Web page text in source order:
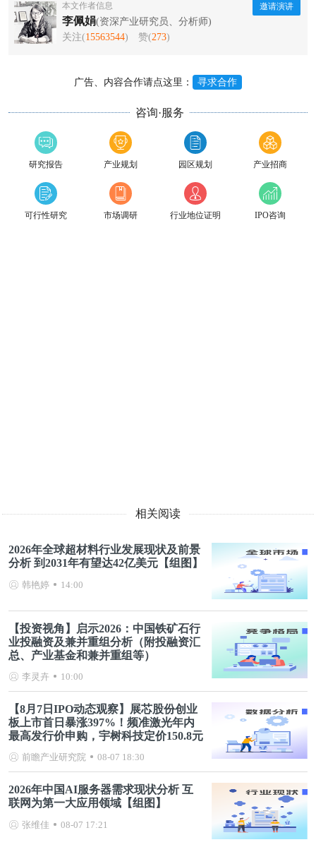
本文作者信息
李佩娟(资深产业研究员、分析师)
关注(15563544) 赞(273)
邀请演讲
广告、内容合作请点这里： 寻求合作
咨询·服务
研究报告 产业规划 园区规划 产业招商
可行性研究 市场调研 行业地位证明 IPO咨询
相关阅读
2026年全球超材料行业发展现状及前景
分析 到2031年有望达42亿美元【组图】
韩艳婷 14:00
【投资视角】启示2026：中国铁矿石行
业投融资及兼并重组分析（附投融资汇
总、产业基金和兼并重组等）
李灵卉 10:00
【8月7日IPO动态观察】展芯股份创业
板上市首日暴涨397%！频准激光年内
最高发行价申购，宇树科技定价150.8元
前瞻产业研究院 08-07 18:30
2026年中国AI服务器需求现状分析 互
联网为第一大应用领域【组图】
张维佳 08-07 17:21